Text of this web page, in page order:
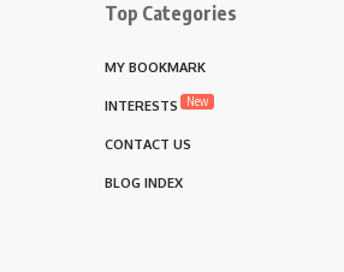
Top Categories
MY BOOKMARK
INTERESTS New
CONTACT US
BLOG INDEX